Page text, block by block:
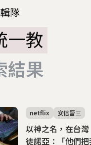
隊
一教
結果
以神之名，在台
徒諾亞：「他們把
netflix 安倍晉三